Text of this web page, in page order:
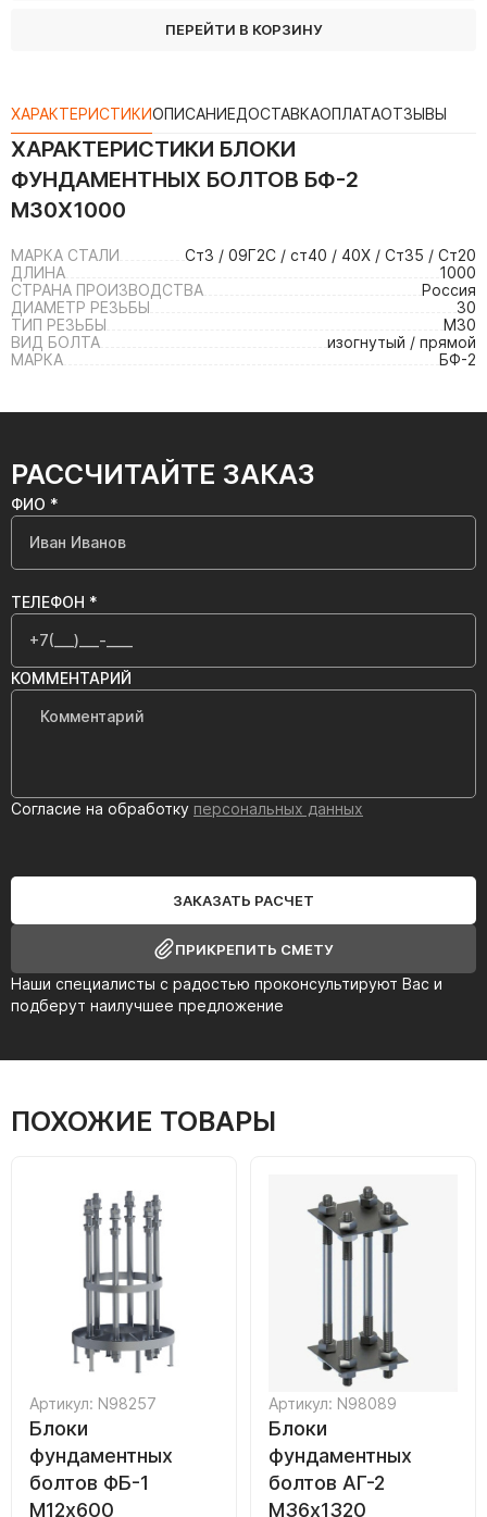
ПЕРЕЙТИ В КОРЗИНУ
ХАРАКТЕРИСТИКИОПИСАНИЕДОСТАВКАОПЛАТАОТЗЫВЫ
ХАРАКТЕРИСТИКИ БЛОКИ
ФУНДАМЕНТНЫХ БОЛТОВ БФ-2
М30Х1000
МАРКА СТАЛИ
Ст3 / 09Г2С / ст40 / 40Х / Ст35 / Ст20
ДЛИНА
1000
СТРАНА ПРОИЗВОДСТВА
Россия
ДИАМЕТР РЕЗЬБЫ
30
ТИП РЕЗЬБЫ
М30
ВИД БОЛТА
изогнутый / прямой
МАРКА
БФ-2
РАССЧИТАЙТЕ ЗАКАЗ
Наши специалисты с радостью проконсультируют Вас и
подберут наилучшее предложение
ФИО *
ТЕЛЕФОН *
КОММЕНТАРИЙ
Согласие на обработку персональных данных
ЗАКАЗАТЬ РАСЧЕТ
ПРИКРЕПИТЬ СМЕТУ
ПОХОЖИЕ ТОВАРЫ
Артикул: N98257
Блоки
фундаментных
болтов ФБ-1
М12х600
Артикул: N98089
Блоки
фундаментных
болтов АГ-2
М36х1320